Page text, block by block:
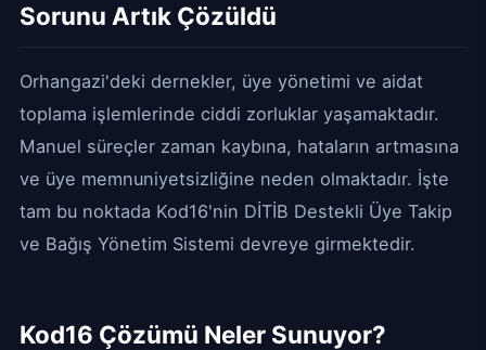
Sorunu Artık Çözüldü
Orhangazi'deki dernekler, üye yönetimi ve aidat
toplama işlemlerinde ciddi zorluklar yaşamaktadır.
Manuel süreçler zaman kaybına, hataların artmasına
ve üye memnuniyetsizliğine neden olmaktadır. İşte
tam bu noktada Kod16'nin DİTİB Destekli Üye Takip
ve Bağış Yönetim Sistemi devreye girmektedir.
Kod16 Çözümü Neler Sunuyor?